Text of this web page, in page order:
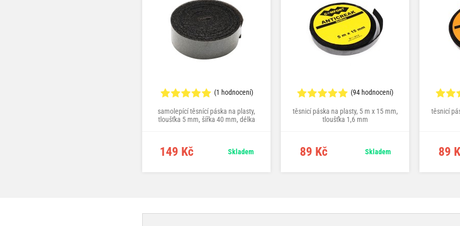
(1 hodnocení)
samolepící těsnící páska na plasty,
tloušťka 5 mm, šířka 40 mm, délka
149 Kč Skladem
(94 hodnocení)
těsnicí páska na plasty, 5 m x 15 mm,
tloušťka 1,6 mm
89 Kč Skladem
těsnicí
89